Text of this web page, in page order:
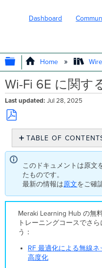
Dashboard
EXPAND/
Home
Wi-Fi 6E に関す
Last updated Jul 28, 2025
Save
PDF
TABLE OF
Wi-
6E
と
は？
Wi-
6E
の
追
加
チ
このドキュメントは原文
たものです。
最新の情報は原文をご確
Meraki Learning Hub の無
トレーニングコースでさら
う：
RF 最適化による無線
高度化